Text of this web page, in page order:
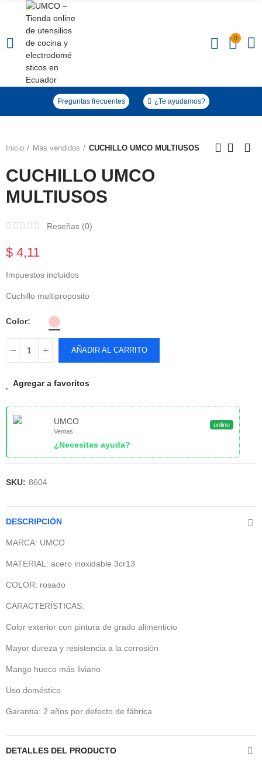
0
Preguntas frecuentes ¿Te ayudamos?
Click to enlarge
Inicio Más vendidos CUCHILLO UMCO MULTIUSOS
CUCHILLO UMCO
MULTIUSOS
Reseñas (0)
$ 4,11
Impuestos incluidos
Cuchillo multiproposito
Color
AÑADIR AL CARRITO
Agregar a favoritos
UMCO
Ventas
¿Necesitas ayuda?
online
SKU: 8604
DESCRIPCIÓN
MARCA: UMCO
MATERIAL: acero inoxidable 3cr13
COLOR: rosado
CARACTERÍSTICAS:
Color exterior con pintura de grado alimenticio
Mayor dureza y resistencia a la corrosión
Mango hueco más liviano
Uso doméstico
Garantía: 2 años por defecto de fábrica
DETALLES DEL PRODUCTO